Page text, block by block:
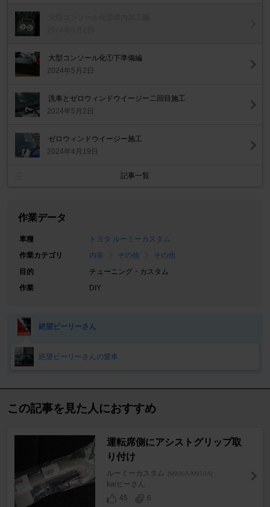
大型コンソール化①下準備編
2024年5月2日
洗車とゼロウィンドウイージー二回目施工
2024年5月2日
ゼロウィンドウイージー施工
2024年4月19日
記事一覧
作業データ
車種
トヨタ ルーミーカスタム
作業カテゴリ
内装 その他
その他
目的
チューニング・カスタム
作業
DIY
絶望ビーリーさん
絶望ビーリーさんの愛車
この記事を見た人におすすめ
運転席側にアシストグリップ取
り付け
ルーミーカスタム [M900A/M910A]
kaiピーさん
45
6